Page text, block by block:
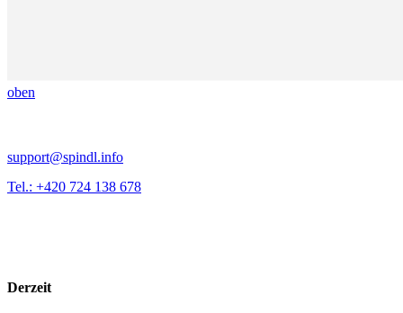
oben
support@spindl.info
Tel.: +420 724 138 678
Derzeit